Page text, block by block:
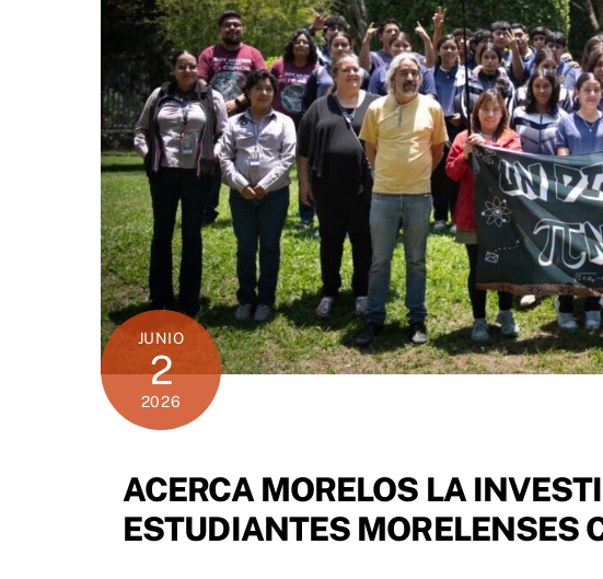
JUNIO
2
2026
ACERCA MORELOS LA
ESTUDIANTES MORELENSES